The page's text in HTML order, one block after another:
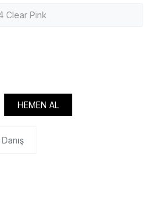
Clear Pink
HEMEN AL
Danış